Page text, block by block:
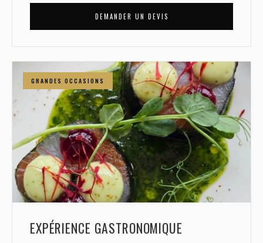
DEMANDER UN DEVIS
GRANDES OCCASIONS
EXPÉRIENCE GASTRONOMIQUE